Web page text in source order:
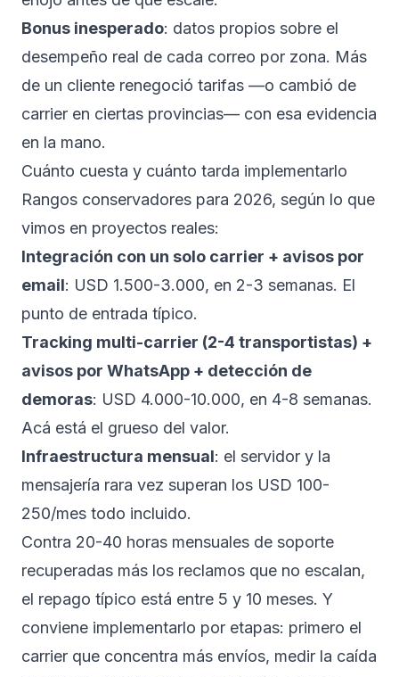
Bonus inesperado: datos propios sobre el
desempeño real de cada correo por zona. Más
de un cliente renegoció tarifas —o cambió de
carrier en ciertas provincias— con esa evidencia
en la mano.
Cuánto cuesta y cuánto tarda implementarlo
Rangos conservadores para 2026, según lo que
vimos en proyectos reales:
Integración con un solo carrier + avisos por
email: USD 1.500-3.000, en 2-3 semanas. El
punto de entrada típico.
Tracking multi-carrier (2-4 transportistas) +
avisos por WhatsApp + detección de
demoras: USD 4.000-10.000, en 4-8 semanas.
Acá está el grueso del valor.
Infraestructura mensual: el servidor y la
mensajería rara vez superan los USD 100-
250/mes todo incluido.
Contra 20-40 horas mensuales de soporte
recuperadas más los reclamos que no escalan,
el repago típico está entre 5 y 10 meses. Y
conviene implementarlo por etapas: primero el
carrier que concentra más envíos, medir la caída